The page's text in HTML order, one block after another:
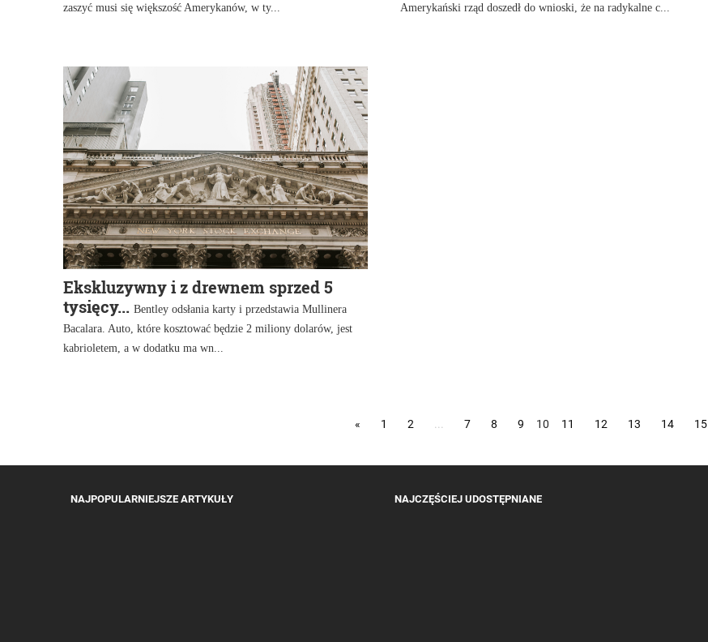
zaszyć musi się większość Amerykanów, w ty...
Amerykański rząd doszedł do wnioski, że na radykalne c...
Ekskluzywny i z drewnem sprzed 5
tysięcy... Bentley odsłania karty i przedstawia Mullinera
Bacalara. Auto, które kosztować będzie 2 miliony dolarów, jest
kabrioletem, a w dodatku ma wn...
« 1 2 7 8 9 10 11 12 13 14 15
NAJPOPULARNIEJSZE ARTYKUŁY NAJCZĘŚCIEJ UDOSTĘPNIANE